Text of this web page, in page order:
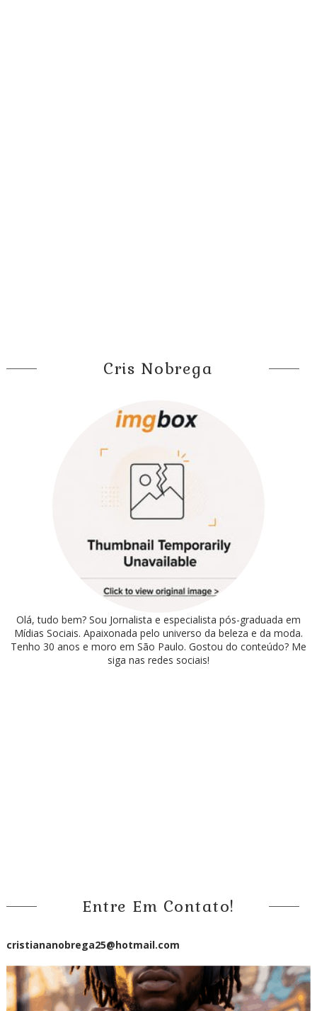
Cris Nobrega
Olá, tudo bem? Sou Jornalista e especialista pós-graduada em
Mídias Sociais. Apaixonada pelo universo da beleza e da moda.
Tenho 30 anos e moro em São Paulo. Gostou do conteúdo? Me
siga nas redes sociais!
Entre Em Contato!
cristiananobrega25@hotmail.com